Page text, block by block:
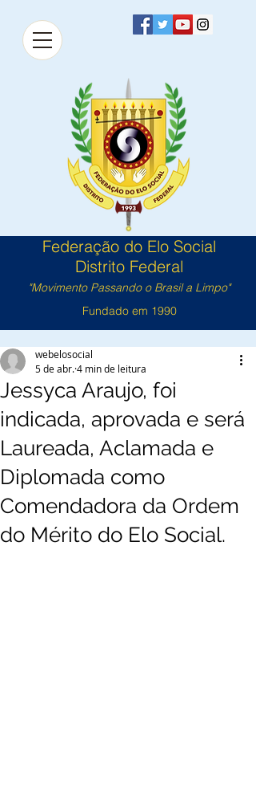
Federação do Elo Social
Distrito Federal
"Movimento Passando o Brasil a Limpo"
Fundado em 1990
Jessyca Araujo, foi
indicada, aprovada e será
Laureada, Aclamada e
Diplomada como
Comendadora da Ordem
do Mérito do Elo Social.
webelosocial
5 de abr.4 min de leitura